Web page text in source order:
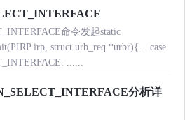
命令发起static
irp, struct urb_req *urbr){... case
......
分析详